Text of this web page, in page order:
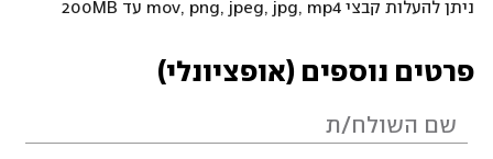
ניתן להעלות קבצי mov, png, jpeg, jpg, mp4 עד 200MB
פרטים נוספים (אופציונלי)